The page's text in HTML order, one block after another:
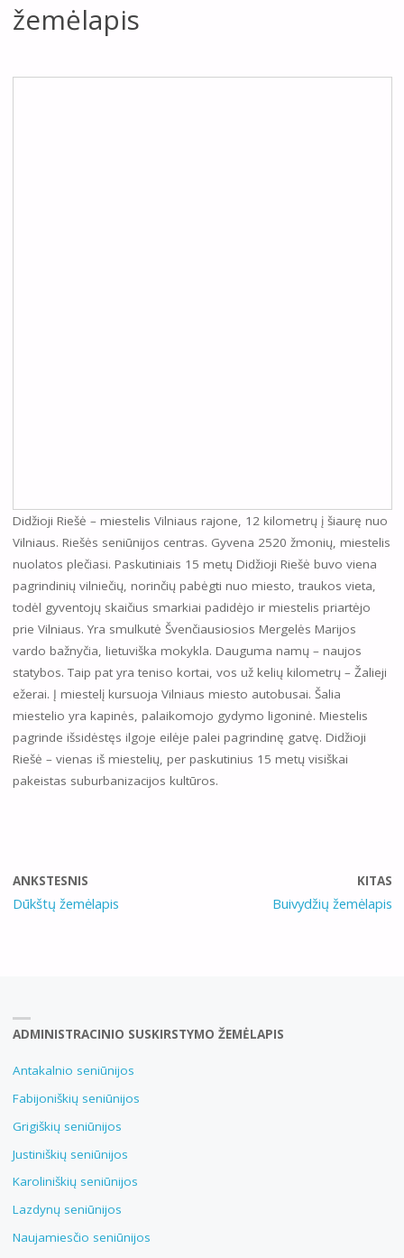
žemėlapis
Didžioji Riešė – miestelis Vilniaus rajone, 12 kilometrų į šiaurę nuo
Vilniaus. Riešės seniūnijos centras. Gyvena 2520 žmonių, miestelis
nuolatos plečiasi. Paskutiniais 15 metų Didžioji Riešė buvo viena
pagrindinių vilniečių, norinčių pabėgti nuo miesto, traukos vieta,
todėl gyventojų skaičius smarkiai padidėjo ir miestelis priartėjo
prie Vilniaus. Yra smulkutė Švenčiausiosios Mergelės Marijos
vardo bažnyčia, lietuviška mokykla. Dauguma namų – naujos
statybos. Taip pat yra teniso kortai, vos už kelių kilometrų – Žalieji
ežerai. Į miestelį kursuoja Vilniaus miesto autobusai. Šalia
miestelio yra kapinės, palaikomojo gydymo ligoninė. Miestelis
pagrinde išsidėstęs ilgoje eilėje palei pagrindinę gatvę. Didžioji
Riešė – vienas iš miestelių, per paskutinius 15 metų visiškai
pakeistas suburbanizacijos kultūros.
ANKSTESNIS
Dūkštų žemėlapis
KITAS
Buivydžių žemėlapis
ADMINISTRACINIO SUSKIRSTYMO ŽEMĖLAPIS
Antakalnio seniūnijos
Fabijoniškių seniūnijos
Grigiškių seniūnijos
Justiniškių seniūnijos
Karoliniškių seniūnijos
Lazdynų seniūnijos
Naujamiesčio seniūnijos